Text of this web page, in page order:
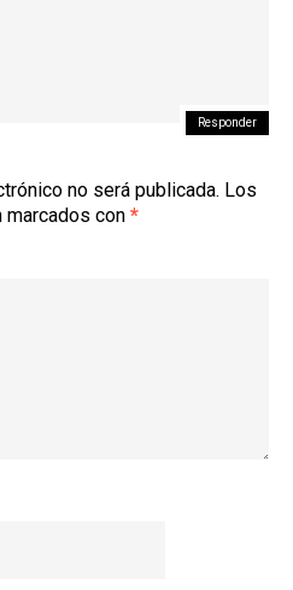
Responder
no será publicada. Los
con *